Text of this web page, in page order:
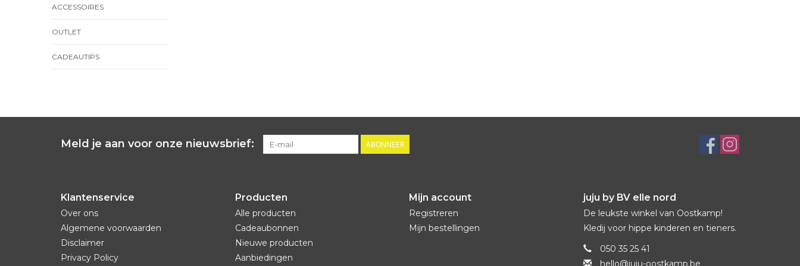
ACCESSOIRES
OUTLET
CADEAUTIPS
Meld je aan voor onze nieuwsbrief: ABONNEER
Klantenservice
Over ons
Algemene voorwaarden
Disclaimer
Privacy Policy
Producten
Alle producten
Cadeaubonnen
Nieuwe producten
Aanbiedingen
Mijn account
Registreren
Mijn bestellingen
juju by BV elle nord
De leukste winkel van Oostkamp!
Kledij voor hippe kinderen en tieners.
050 35 25 41
hello@juju-oostkamp.be